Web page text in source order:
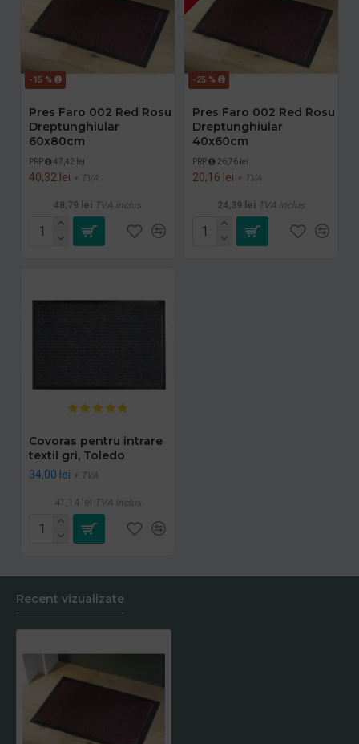
-15 %
Pres Faro 002 Red Rosu
Dreptunghiular
60x80cm
PRP 47,42 lei
40,32 lei + TVA
48,79 lei TVA inclus
-25 %
Pres Faro 002 Red Rosu
Dreptunghiular
40x60cm
PRP 26,76 lei
20,16 lei + TVA
24,39 lei TVA inclus
Covoras pentru intrare
textil gri, Toledo
34,00 lei + TVA
41,14 lei TVA inclus
Recent vizualizate